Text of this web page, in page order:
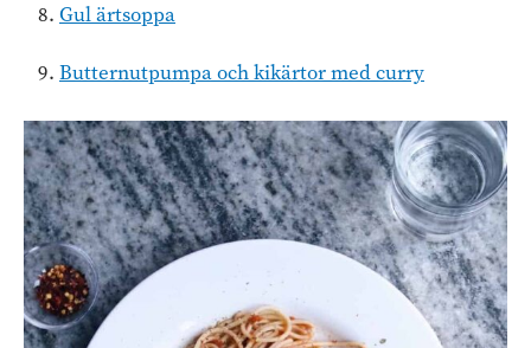
Gul ärtsoppa
Butternutpumpa och kikärtor med curry